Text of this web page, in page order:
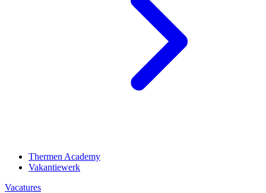
Thermen Academy
Vakantiewerk
Vacatures